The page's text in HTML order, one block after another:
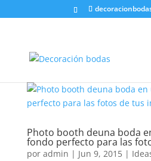
Photo booth deuna boda
fondo perfecto para las
por admin | Jun 9, 2015|